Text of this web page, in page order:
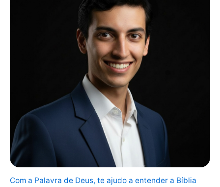
Com a Palavra de Deus, te ajudo a entender a Bíblia